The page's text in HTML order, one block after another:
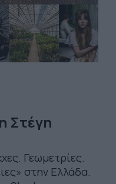
Στέγη
Γεωμετρίες.
στην Ελλάδα.